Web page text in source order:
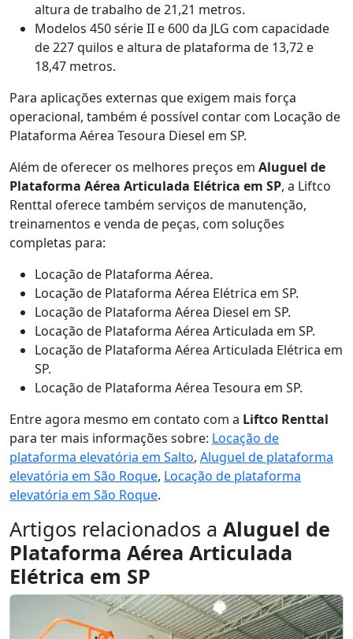
altura de trabalho de 21,21 metros.
Modelos 450 série II e 600 da JLG com capacidade
de 227 quilos e altura de plataforma de 13,72 e
18,47 metros.
Para aplicações externas que exigem mais força
operacional, também é possível contar com Locação de
Plataforma Aérea Tesoura Diesel em SP.
Além de oferecer os melhores preços em Aluguel de
Plataforma Aérea Articulada Elétrica em SP, a Liftco
Renttal oferece também serviços de manutenção,
treinamentos e venda de peças, com soluções
completas para:
Locação de Plataforma Aérea.
Locação de Plataforma Aérea Elétrica em SP.
Locação de Plataforma Aérea Diesel em SP.
Locação de Plataforma Aérea Articulada em SP.
Locação de Plataforma Aérea Articulada Elétrica em
SP.
Locação de Plataforma Aérea Tesoura em SP.
Entre agora mesmo em contato com a Liftco Renttal
para ter mais informações sobre: Locação de
plataforma elevatória em Salto, Aluguel de plataforma
elevatória em São Roque, Locação de plataforma
elevatória em São Roque.
Artigos relacionados a Aluguel de
Plataforma Aérea Articulada
Elétrica em SP